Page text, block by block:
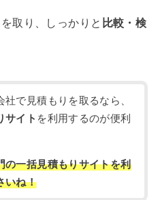
取り、しっかりと 比較・検
社で見積もりを取るなら、
サイト を利用するのが便利
の一括見積もりサイトを利
いね！